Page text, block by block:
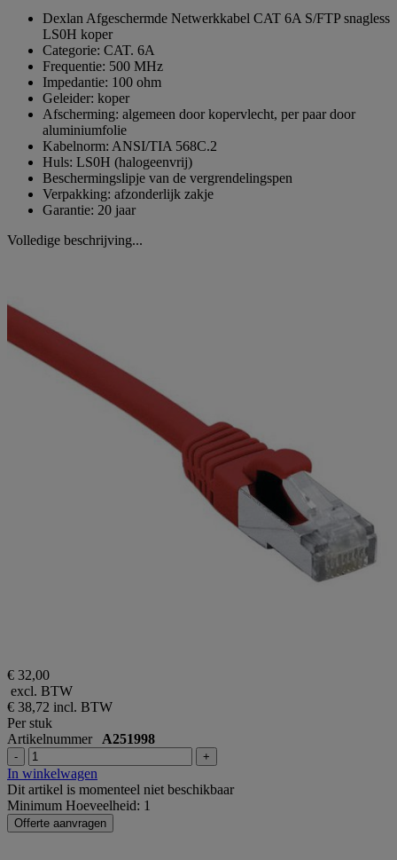
Dexlan Afgeschermde Netwerkkabel CAT 6A S/FTP snagless
LS0H koper
Categorie: CAT. 6A
Frequentie: 500 MHz
Impedantie: 100 ohm
Geleider: koper
Afscherming: algemeen door kopervlecht, per paar door
aluminiumfolie
Kabelnorm: ANSI/TIA 568C.2
Huls: LS0H (halogeenvrij)
Beschermingslipje van de vergrendelingspen
Verpakking: afzonderlijk zakje
Garantie: 20 jaar
Volledige beschrijving...
€ 32,00
excl. BTW
€ 38,72 incl. BTW
Per stuk
Artikelnummer A251998
- +
In winkelwagen
Dit artikel is momenteel niet beschikbaar
Minimum Hoeveelheid: 1
Offerte aanvragen